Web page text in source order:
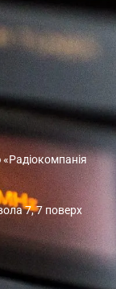
7, 7 поверх